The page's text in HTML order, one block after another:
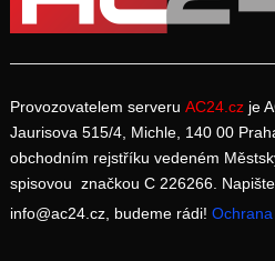
Provozovatelem serveru AC24.cz je
Jaurisova 515/4, Michle, 140 00
obchodním rejstříku vedeném
spisovou značkou C 226266.
info@ac24.cz, budeme rádi!